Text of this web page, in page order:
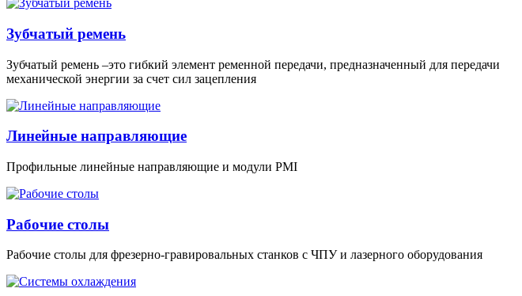
Зубчатый ремень
Зубчатый ремень –это гибкий элемент ременной передачи, предназначенный для передачи
механической энергии за счет сил зацепления
Линейные направляющие
Профильные линейные направляющие и модули PMI
Рабочие столы
Рабочие столы для фрезерно-гравировальных станков с ЧПУ и лазерного оборудования